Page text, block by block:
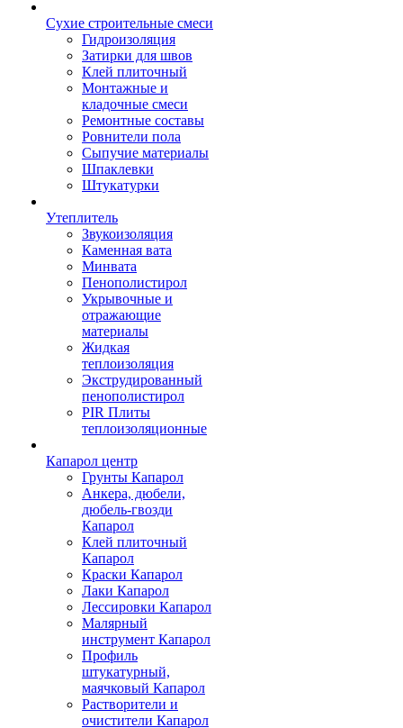
Сухие строительные смеси
Гидроизоляция
Затирки для швов
Клей плиточный
Монтажные и
кладочные смеси
Ремонтные составы
Ровнители пола
Сыпучие материалы
Шпаклевки
Штукатурки
Утеплитель
Звукоизоляция
Каменная вата
Минвата
Пенополистирол
Укрывочные и
отражающие
материалы
Жидкая
теплоизоляция
Экструдированный
пенополистирол
PIR Плиты
теплоизоляционные
Капарол центр
Грунты Капарол
Анкера, дюбели,
дюбель-гвозди
Капарол
Клей плиточный
Капарол
Краски Капарол
Лаки Капарол
Лессировки Капарол
Малярный
инструмент Капарол
Профиль
штукатурный,
маячковый Капарол
Растворители и
очистители Капарол